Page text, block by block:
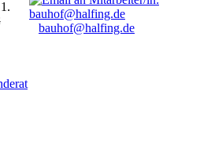
bauhof@halfing.de